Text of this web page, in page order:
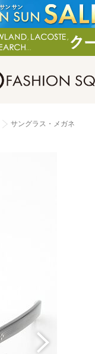
サングラス・メガネ